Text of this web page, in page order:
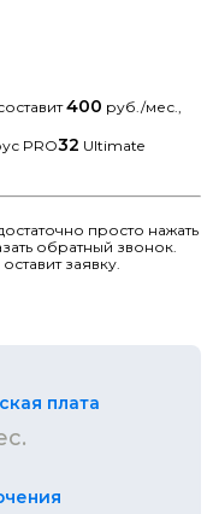
400 руб./мес.,
PRO32 Ultimate
просто нажать
обратный звонок.
заявку.
плата